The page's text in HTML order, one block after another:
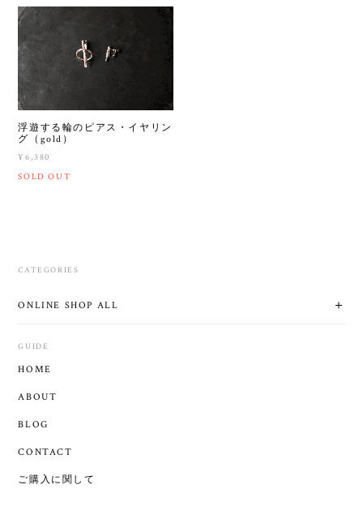
浮遊する輪のピアス・イヤリン
グ（gold）
¥6,380
SOLD OUT
CATEGORIES
ONLINE SHOP ALL
GUIDE
HOME
ABOUT
BLOG
CONTACT
ご購入に関して